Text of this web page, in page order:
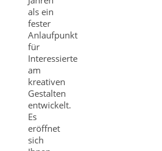
als ein
fester
Anlaufpunkt
für
Interessierte
am
kreativen
Gestalten
entwickelt.
Es
eröffnet
sich